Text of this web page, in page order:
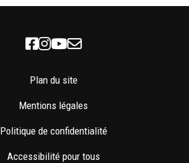
Facebook
Instagram
Youtube
Newsletter
Plan du site
Mentions légales
Politique de confidentialité
Accessibilité pour tous